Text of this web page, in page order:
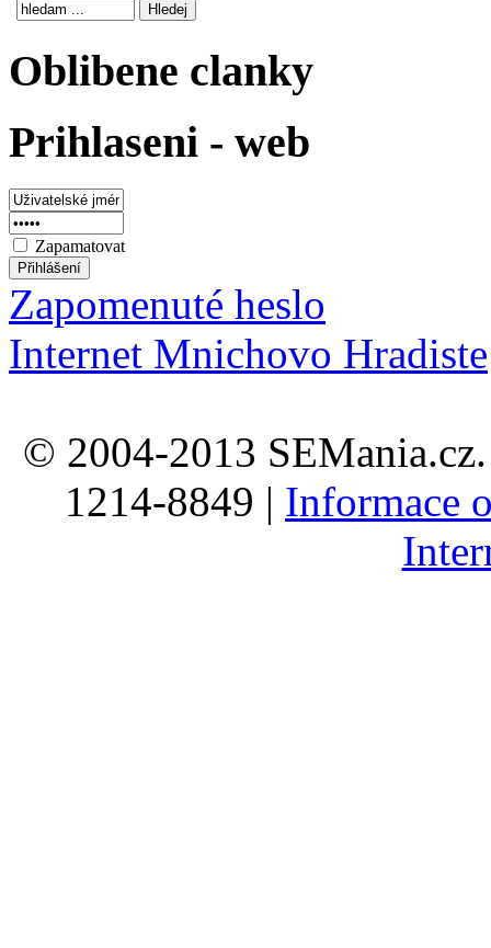
Oblibene clanky
Prihlaseni - web
Zapamatovat
Zapomenuté heslo
Internet Mnichovo Hradiste
© 2004-2013
1214-8849 | Informace